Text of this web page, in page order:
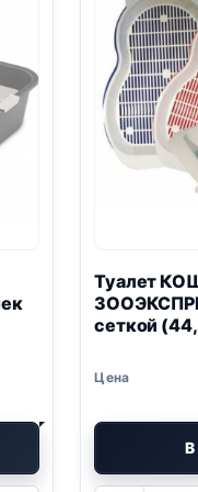
Туалет
сеткой
В